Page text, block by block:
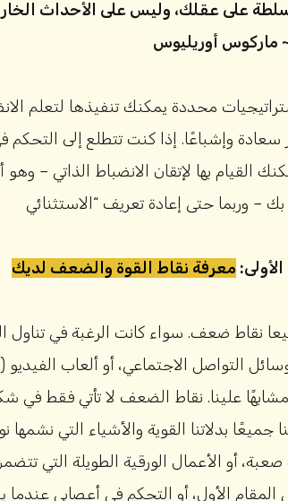
~ ماركوس أوريليوس
محددة يمكنك تنفيذها لتعلم
سعادة وإشباعًا. إذا كنت تتطلع إلى التحكم
القيام بها لإتقان الانضباط الذاتي –
معرفة نقاط القوة والضعف لديك
نقاط ضعف. سواء كانت الرغبة في تناول
التواصل الاجتماعي، أو ألعاب
مشابهًا علينا. نقاط الضعف لا تأتي فقط
جميعًا بدلاتنا القوية والأشياء التي
صعبة، أو الأعمال الورقية الطويلة التي
المقام الأول، أو التحكم في أعصابي